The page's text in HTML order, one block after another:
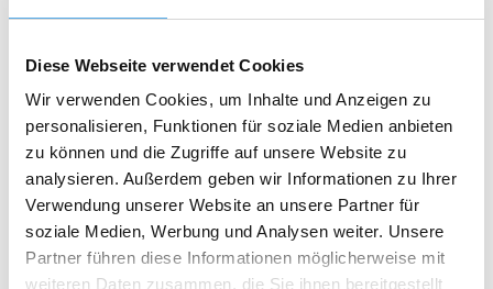
Diese Webseite verwendet Cookies
Wir verwenden Cookies, um Inhalte und Anzeigen zu
personalisieren, Funktionen für soziale Medien anbieten
zu können und die Zugriffe auf unsere Website zu
analysieren. Außerdem geben wir Informationen zu Ihrer
Verwendung unserer Website an unsere Partner für
soziale Medien, Werbung und Analysen weiter. Unsere
Partner führen diese Informationen möglicherweise mit
weiteren Daten zusammen, die Sie ihnen bereitgestellt
La pinza para balas
¿Tienes que levantar cajas, cartones o balas de algodón,
celulosa o papel prensado? En mercancía no paletizada
se utilizan diferentes tipos de pinza como accesorio,
como es el caso dela pinza para balas.
En combinación de undesplazador lateralla pinza para
balas puede izar y bajar al milímetro la carga.
La pinza para balas consta de cuerpo y brazos. El